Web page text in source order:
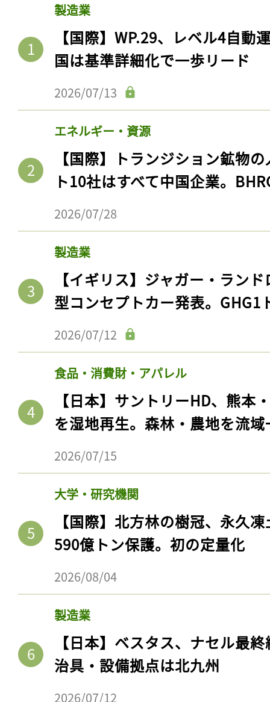
製造業
【国際】WP.29、レベル4自動
国は基準詳細化で一歩リード
2026/07/13
エネルギー・資源
【国際】トランジション鉱物
ト10社はすべて中国企業。
2026/07/28
製造業
【イギリス】ジャガー・ラン
型コンセプトカー発表。GHG1
2026/07/12
食品・消費財・アパレル
【日本】サントリーHD、熊本
を湿地再生。森林・農地を流
2026/07/15
大学・研究機関
【国際】北方林の樹冠、永久
590億トン保護。初の定量化
2026/08/04
製造業
【日本】ベスタス、ナセル最
治具・設備拠点は北九州
2026/07/12